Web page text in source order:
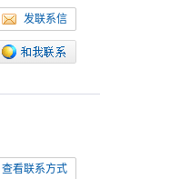
发联系信
查看联系方式